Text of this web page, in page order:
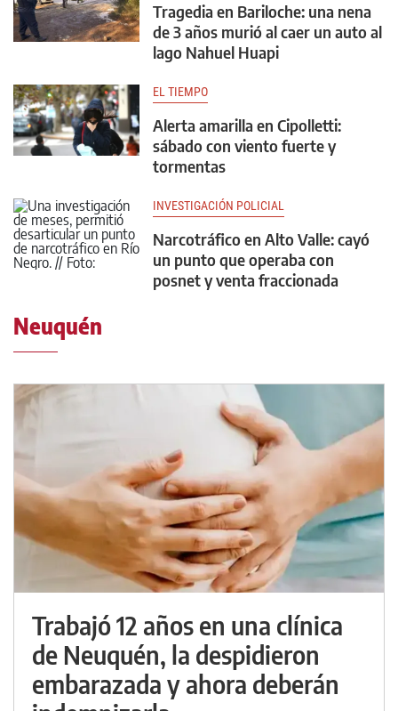
Tragedia en Bariloche: una nena
de 3 años murió al caer un auto al
lago Nahuel Huapi
EL TIEMPO
Alerta amarilla en Cipolletti:
sábado con viento fuerte y
tormentas
INVESTIGACIÓN POLICIAL
Narcotráfico en Alto Valle: cayó
un punto que operaba con
posnet y venta fraccionada
Neuquén
Trabajó 12 años en una clínica
de Neuquén, la despidieron
embarazada y ahora deberán